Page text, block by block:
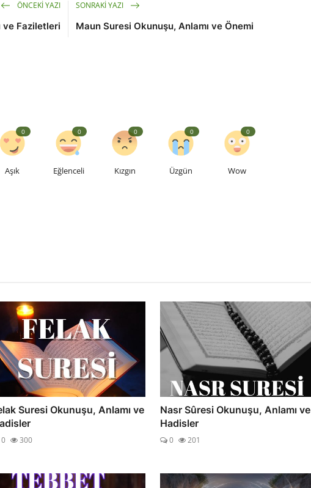
ÖNCEKI YAZI
ve Faziletleri
SONRAKI YAZI
Maun Suresi Okunuşu, Anlamı ve Önemi
Aşık
0
Eğlenceli
0
Kızgın
0
Üzgün
0
Wow
0
Suresi Okunuşu, Anlamı ve
300
Nasr Sûresi Okunuşu, Anlamı ve
Hadisler
0 201